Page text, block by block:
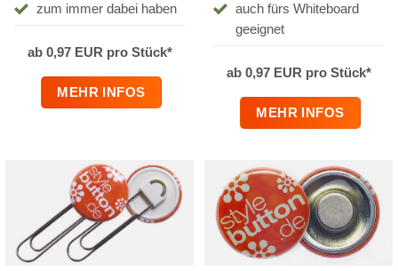
zum immer dabei haben
ab 0,97 EUR pro Stück*
MEHR INFOS
auch fürs Whiteboard
geeignet
ab 0,97 EUR pro Stück*
MEHR INFOS